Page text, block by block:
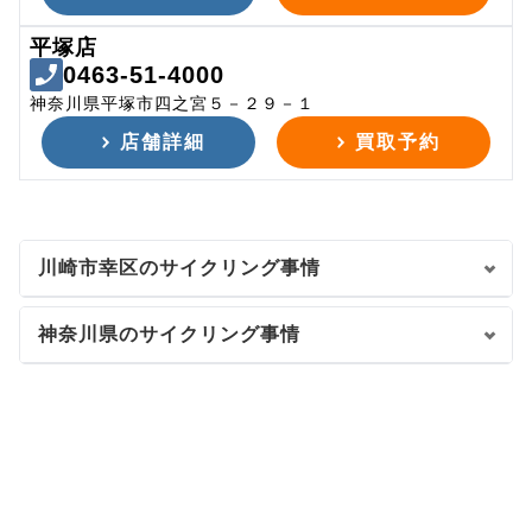
平塚店
0463-51-4000
神奈川県平塚市四之宮５－２９－１
店舗詳細 買取予約
川崎市幸区のサイクリング事情
神奈川県のサイクリング事情